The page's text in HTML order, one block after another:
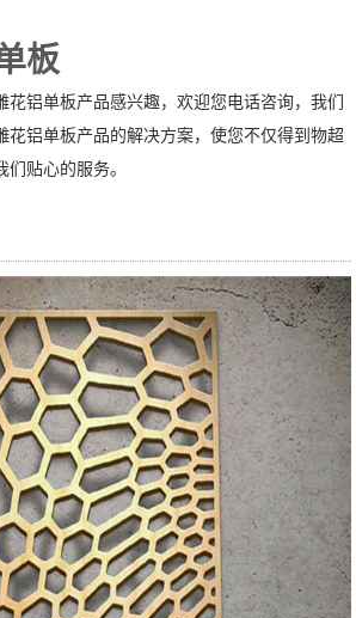
板
花铝单板产品感兴趣，欢迎您电话咨询，我们
花铝单板产品的解决方案，使您不仅得到物超
贴心的服务。